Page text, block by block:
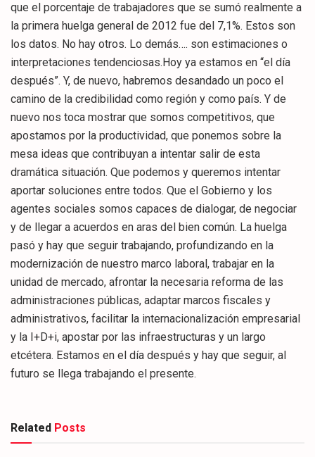
que el porcentaje de trabajadores que se sumó realmente a
la primera huelga general de 2012 fue del 7,1%. Estos son
los datos. No hay otros. Lo demás…. son estimaciones o
interpretaciones tendenciosas.Hoy ya estamos en “el día
después”. Y, de nuevo, habremos desandado un poco el
camino de la credibilidad como región y como país. Y de
nuevo nos toca mostrar que somos competitivos, que
apostamos por la productividad, que ponemos sobre la
mesa ideas que contribuyan a intentar salir de esta
dramática situación. Que podemos y queremos intentar
aportar soluciones entre todos. Que el Gobierno y los
agentes sociales somos capaces de dialogar, de negociar
y de llegar a acuerdos en aras del bien común. La huelga
pasó y hay que seguir trabajando, profundizando en la
modernización de nuestro marco laboral, trabajar en la
unidad de mercado, afrontar la necesaria reforma de las
administraciones públicas, adaptar marcos fiscales y
administrativos, facilitar la internacionalización empresarial
y la I+D+i, apostar por las infraestructuras y un largo
etcétera. Estamos en el día después y hay que seguir, al
futuro se llega trabajando el presente.
Related Posts